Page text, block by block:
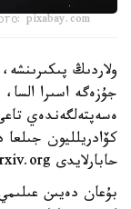
pixabay.com
ولاردىڭ
جۇزەگە اسىرا
كۆادريلليون
حابارلايدى turkystan.kz arxiv.org-كە سىلتەمە جاساپ.
بۇعان دەيىن